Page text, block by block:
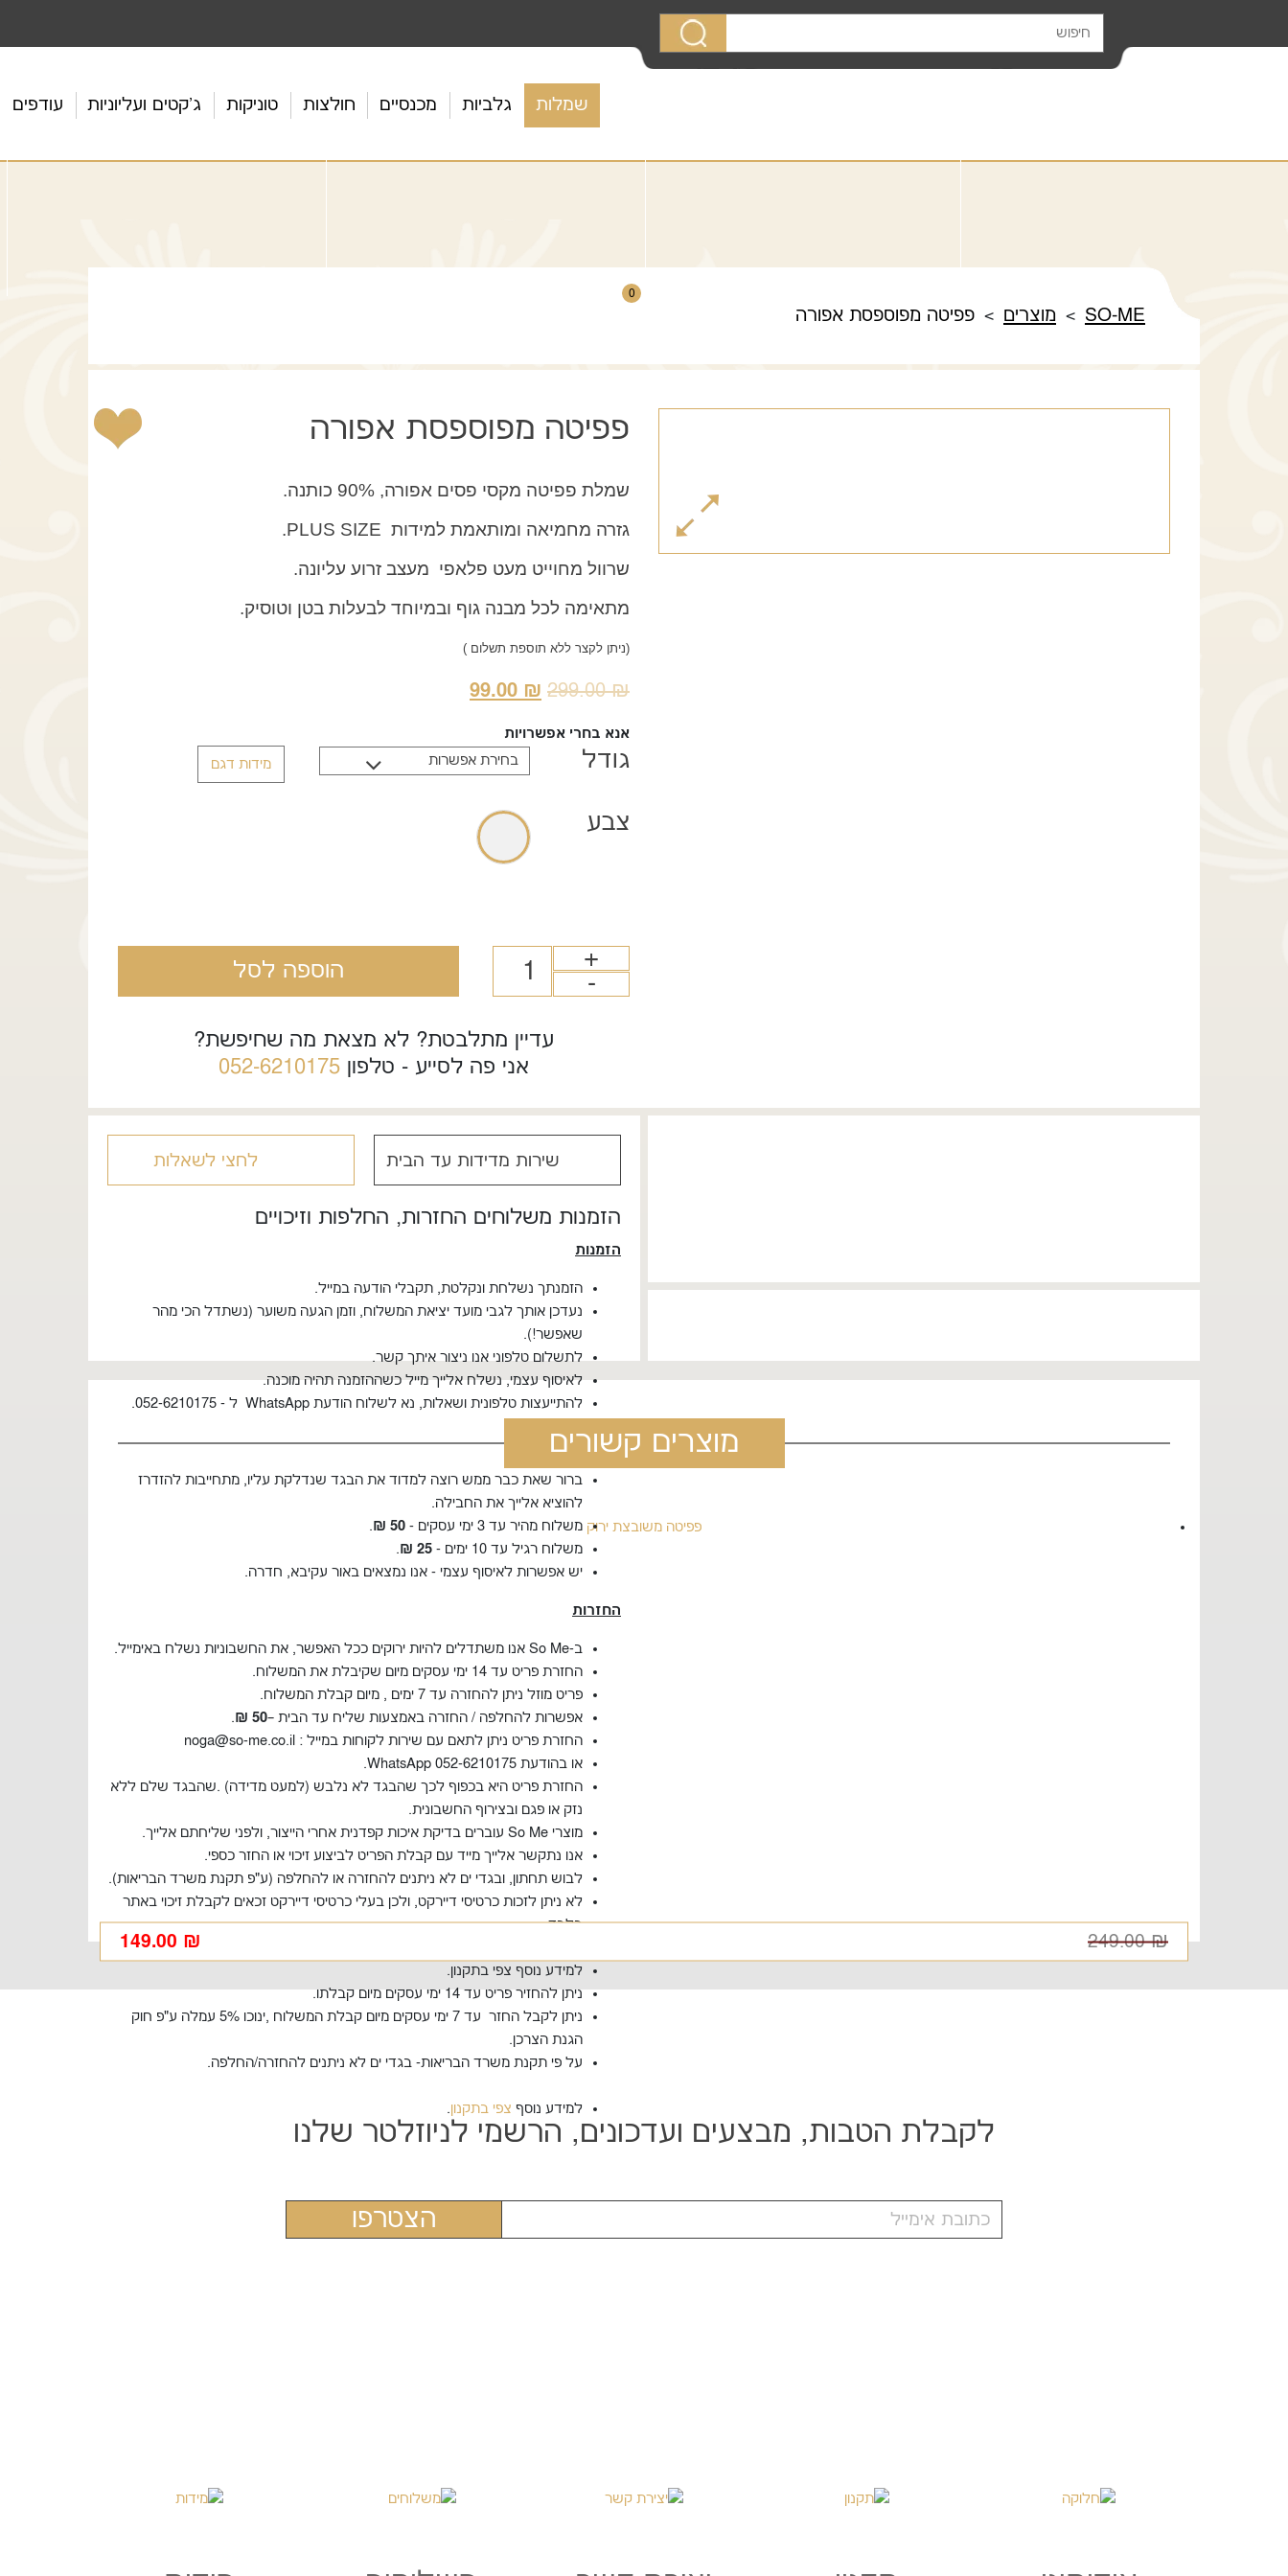
0
שמלות גלביות מכנסיים חולצות טוניקות ג'קטים ועליוניות עודפים
SO-ME
> מוצרים > פפיטה מפוספסת אפורה
פפיטה מפוספסת אפורה
שמלת פפיטה מקסי פסים אפורה, 90% כותנה.
גזרה מחמיאה ומותאמת למידות PLUS SIZE.
שרוול מחוייט מעט פלאפי מעצב זרוע עליונה.
מתאימה לכל מבנה גוף ובמיוחד לבעלות בטן וטוסיק.
(ניתן לקצר ללא תוספת תשלום )
299.00₪
המחיר
היה:
99.00 ₪
המחיר
הוא:
אנא בחרי אפשרויות
גודל מידות דגם
צבע
הוספה לסל
עדיין מתלבטת? לא מצאת מה שחיפשת?
אני פה לסייע - טלפון 052-6210175
שירות מדידות עד הבית לחצי לשאלות
הזמנות משלוחים החזרות, החלפות וזיכויים
הזמנות
הזמנתך נשלחת ונקלטת, תקבלי הודעה במייל.
נעדכן אותך לגבי מועד יציאת המשלוח, וזמן הגעה משוער (נשתדל הכי מהר
שאפשר!).
לתשלום טלפוני אנו ניצור איתך קשר.
לאיסוף עצמי, נשלח אלייך מייל כשההזמנה תהיה מוכנה.
להתייעצות טלפונית ושאלות, נא לשלוח הודעת WhatsApp ל - 052-6210175.
משלוחים
ברור שאת כבר ממש רוצה למדוד את הבגד שנדלקת עליו, מתחייבות להזדרז
להוציא אלייך את החבילה.
משלוח מהיר עד 3 ימי עסקים -
50 ₪
.
משלוח רגיל עד 10 ימים -
25
₪
.
יש אפשרות לאיסוף עצמי - אנו נמצאים באור עקיבא, חדרה.
החזרות
ב-So Me אנו משתדלים להיות ירוקים ככל האפשר, את החשבוניות נשלח באימייל.
החזרת פריט עד 14 ימי עסקים מיום שקיבלת את המשלוח.
פריט מוזל ניתן להחזרה עד 7 ימים , מיום קבלת המשלוח.
אפשרות להחלפה / החזרה באמצעות שליח עד הבית –50 ₪
.
החזרת פריט ניתן לתאם עם שירות לקוחות במייל : noga@so-me.co.il
או בהודעת WhatsApp 052-6210175.
החזרת פריט היא בכפוף לכך שהבגד לא נלבש (למעט מדידה) .שהבגד שלם ללא
נזק או פגם ובצירוף החשבונית.
מוצרי So Me עוברים בדיקת איכות קפדנית אחרי הייצור, ולפני שליחתם אלייך.
אנו נתקשר אלייך מייד עם קבלת הפריט לביצוע זיכוי או החזר כספי.
לבוש תחתון, ובגדי ים לא ניתנים להחזרה או להחלפה (ע"פ תקנת משרד הבריאות).
לא ניתן לזכות כרטיסי דיירקט, ולכן בעלי כרטיסי דיירקט זכאים לקבלת זיכוי באתר
בלבד.
למידע נוסף צפי בתקנון.
ניתן להחזיר פריט עד 14 ימי עסקים מיום קבלתו.
ניתן לקבל החזר עד 7 ימי עסקים מיום קבלת המשלוח ,ינוכו 5% עמלה ע"פ חוק
הגנת הצרכן.
על פי תקנת משרד הבריאות- בגדי ים לא ניתנים להחזרה/החלפה.
למידע נוסף צפי בתקנון.
מוצרים קשורים
פפיטה משובצת ירוק
249.00₪
המקורי
149.00 ₪
הנוכחי
לקבלת הטבות, מבצעים ועדכונים, הרשמי לניוזלטר שלנו